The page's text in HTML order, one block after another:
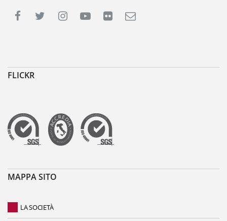
FLICKR
MAPPA SITO
LA SOCIETÀ